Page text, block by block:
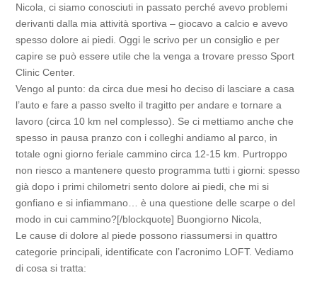
Nicola, ci siamo conosciuti in passato perché avevo problemi
derivanti dalla mia attività sportiva – giocavo a calcio e avevo
spesso dolore ai piedi. Oggi le scrivo per un consiglio e per
capire se può essere utile che la venga a trovare presso Sport
Clinic Center.
Vengo al punto: da circa due mesi ho deciso di lasciare a casa
l’auto e fare a passo svelto il tragitto per andare e tornare a
lavoro (circa 10 km nel complesso). Se ci mettiamo anche che
spesso in pausa pranzo con i colleghi andiamo al parco, in
totale ogni giorno feriale cammino circa 12-15 km. Purtroppo
non riesco a mantenere questo programma tutti i giorni: spesso
già dopo i primi chilometri sento dolore ai piedi, che mi si
gonfiano e si infiammano… è una questione delle scarpe o del
modo in cui cammino?[/blockquote] Buongiorno Nicola,
Le cause di dolore al piede possono riassumersi in quattro
categorie principali, identificate con l’acronimo LOFT. Vediamo
di cosa si tratta: